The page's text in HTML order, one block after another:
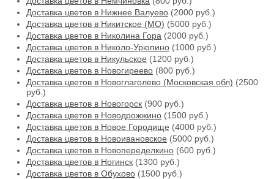
Доставка цветов в Нижнее Валуево (2000 руб.)
Доставка цветов в Никитское (МО) (5000 руб.)
Доставка цветов в Николина Гора (2000 руб.)
Доставка цветов в Николо-Урюпино (1000 руб.)
Доставка цветов в Никульское (1200 руб.)
Доставка цветов в Новогиреево (800 руб.)
Доставка цветов в Новоглаголево (Московская обл) (2500
руб.)
Доставка цветов в Новогорск (900 руб.)
Доставка цветов в Новодрожжино (1500 руб.)
Доставка цветов в Новое Городище (4000 руб.)
Доставка цветов в Новоивановское (5000 руб.)
Доставка цветов в Новопеределкино (600 руб.)
Доставка цветов в Ногинск (1300 руб.)
Доставка цветов в Обухово (1500 руб.)